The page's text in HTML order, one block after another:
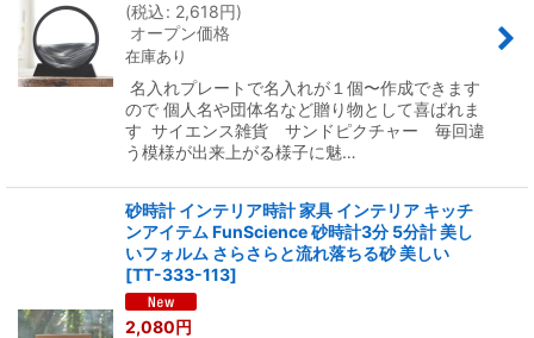
(税込: 2,618円)
オープン価格
在庫あり
名入れプレートで名入れが１個〜作成できます
ので 個人名や団体名など贈り物として喜ばれま
す サイエンス雑貨 サンドピクチャー 毎回違
う模様が出来上がる様子に魅…
砂時計 インテリア時計 家具 インテリア キッチ
ンアイテム FunScience 砂時計3分 5分計 美し
いフォルム さらさらと流れ落ちる砂 美しい
[TT-333-113]
2,080円